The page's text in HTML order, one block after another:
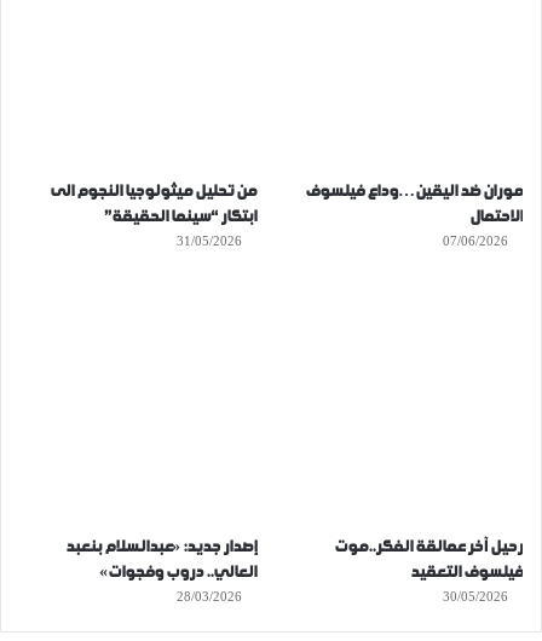
موران ضد اليقين…وداع فيلسوف
الاحتمال
07/06/2026
من تحليل ميثولوجيا النجوم الى
ابتكار “سينما الحقيقة”
31/05/2026
رحيل آخر عمالقة الفكر..موت
فيلسوف التعقيد
30/05/2026
إصدار جديد: «عبدالسلام بنعبد
العالي.. دروب وفجوات»
28/03/2026